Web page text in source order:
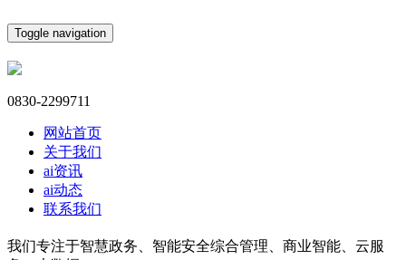
Toggle navigation
0830-2299711
网站首页
关于我们
ai资讯
ai动态
联系我们
我们专注于智慧政务、智能安全综合管理、商业智能、云服